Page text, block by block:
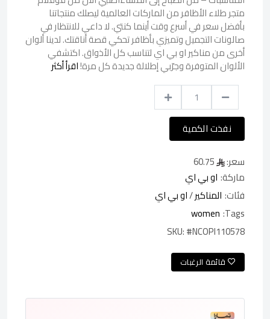
متجر طلاء الأظافر من الماركات العالمية ليصلك منتجاتنا
بأفضل سعر في أسرع وقت أينما كنتي. لا داعي للانتظار في
صالونات التجميل وتميزي بأظافر تحكي قصة أناقتك. لدينا ألوان
أخرى من مناكير او بي اي لتناسب كل الأذواق. اكتشفي
الألوان المتوفرة وجرّبي إطلالة جديدة كل مرة!اقرأ أكثر
نفذت الكمية
سعر:
ماركة: او بي اي
فئات: المناكير/او بي اي
Tags:
women
SKU:#NCOPI110578
قائمة الرغبات